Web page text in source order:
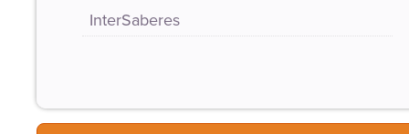
InterSaberes